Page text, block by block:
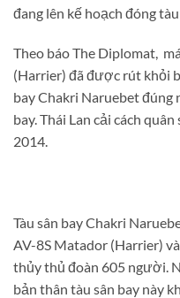
đang lên kế hoạch đóng
Theo báo The Diplomat,
(Harrier) đã được rút khỏi
bay Chakri Naruebet đúng
bay. Thái Lan cải cách
2014.
Tàu sân bay Chakri
AV-8S Matador (Harrier)
thủy thủ đoàn 605 người.
bản thân tàu sân bay này